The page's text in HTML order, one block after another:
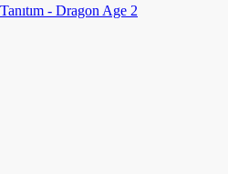
Tanıtım - Dragon Age 2